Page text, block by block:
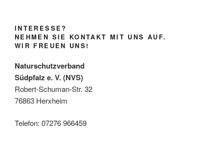
INTERESSE?
NEHMEN SIE KONTAKT MIT UNS AUF.
WIR FREUEN UNS!
Naturschutzverband
Südpfalz e. V. (NVS)
Robert-Schuman-Str. 32
76863 Herxheim
Telefon: 07276 966459